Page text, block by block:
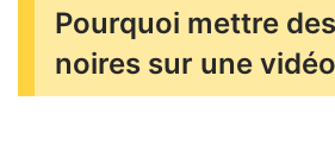
Pourquoi mettre
noires sur une vidéo